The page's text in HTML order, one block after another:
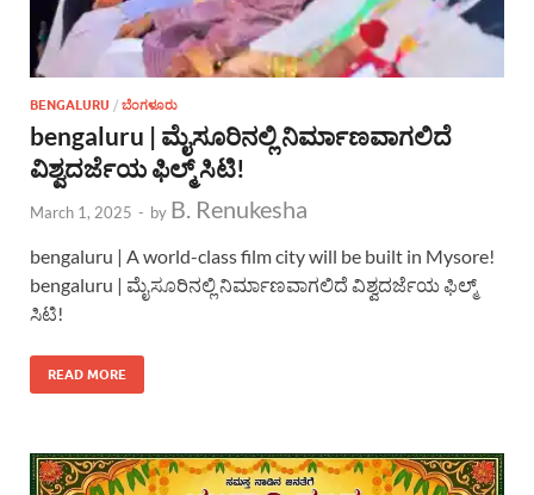
BENGALURU / ಬೆಂಗಳೂರು
bengaluru | ಮೈಸೂರಿನಲ್ಲಿ ನಿರ್ಮಾಣವಾಗಲಿದೆ
ವಿಶ್ವದರ್ಜೆಯ ಫಿಲ್ಮ್ ಸಿಟಿ!
March 1, 2025 - by B. Renukesha
bengaluru | A world-class film city will be built in Mysore!
bengaluru | ಮೈಸೂರಿನಲ್ಲಿ ನಿರ್ಮಾಣವಾಗಲಿದೆ ವಿಶ್ವದರ್ಜೆಯ ಫಿಲ್ಮ್
ಸಿಟಿ!
READ MORE